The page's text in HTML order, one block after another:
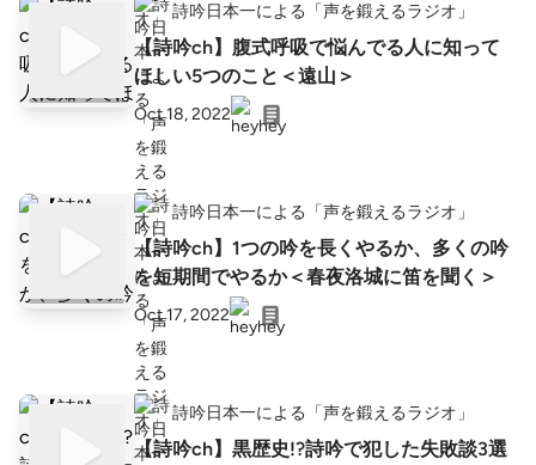
詩吟日本一による「声を鍛えるラジオ」
【詩吟ch】腹式呼吸で悩んでる人に知って
ほしい5つのこと＜遠山＞
Oct 18, 2022
詩吟日本一による「声を鍛えるラジオ」
【詩吟ch】1つの吟を長くやるか、多くの吟
を短期間でやるか＜春夜洛城に笛を聞く＞
Oct 17, 2022
詩吟日本一による「声を鍛えるラジオ」
【詩吟ch】黒歴史!?詩吟で犯した失敗談3選